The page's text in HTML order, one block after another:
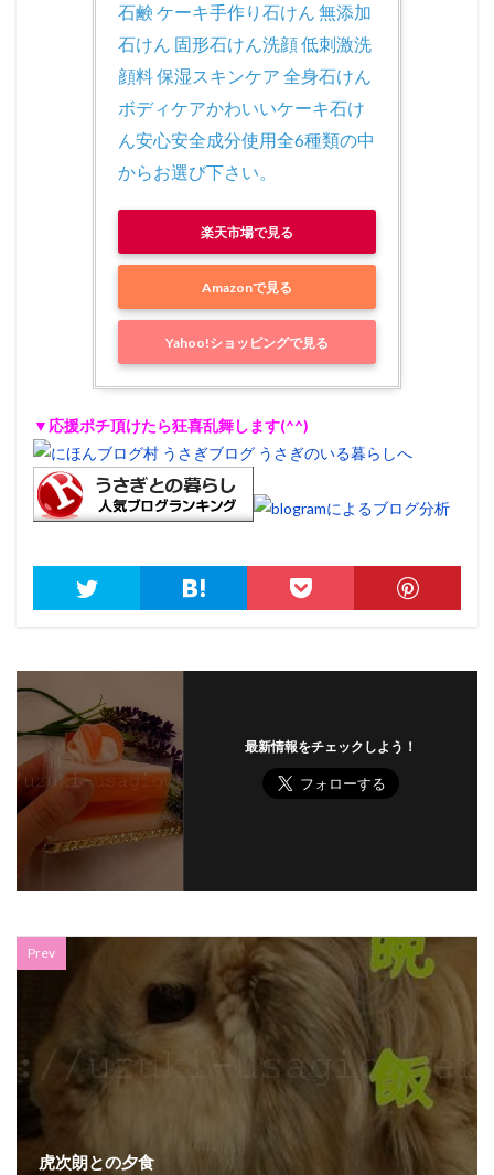
石鹸 ケーキ手作り石けん 無添加
石けん 固形石けん洗顔 低刺激洗
顔料 保湿スキンケア 全身石けん
ボディケアかわいいケーキ石け
ん安心安全成分使用全6種類の中
からお選び下さい。
楽天市場で見る
Amazonで見る
Yahoo!ショッピングで見る
▼応援ポチ頂けたら狂喜乱舞します(^^)
最新情報をチェックしよう！
Prev
虎次朗との夕食